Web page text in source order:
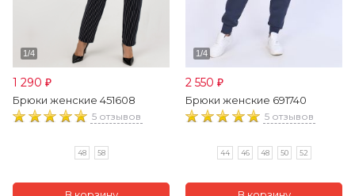
1 290 ₽
Брюки женские 451608
5 отзывов
48 58
2 550 ₽
Брюки женские 691740
5 отзывов
44 46 48 50 52